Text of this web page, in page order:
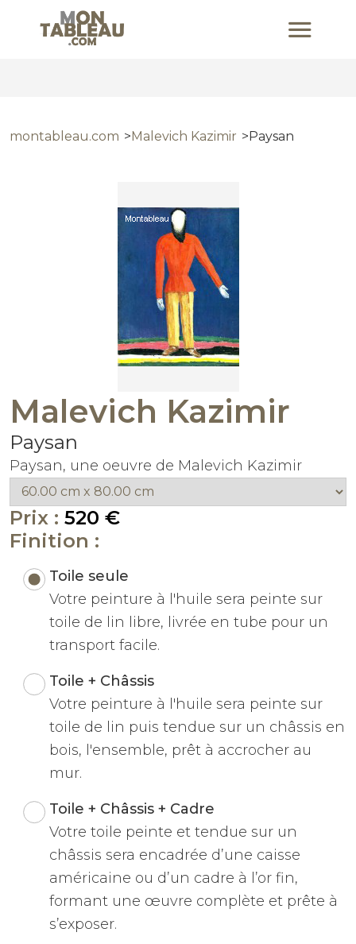
montableau.com Malevich Kazimir Paysan
Malevich Kazimir
Paysan
Paysan, une oeuvre de Malevich Kazimir
Prix : 520 €
Finition :
Toile seule
Votre peinture à l'huile sera peinte sur
toile de lin libre, livrée en tube pour un
transport facile.
Toile + Châssis
Votre peinture à l'huile sera peinte sur
toile de lin puis tendue sur un châssis en
bois, l'ensemble, prêt à accrocher au
mur.
Toile + Châssis + Cadre
Votre toile peinte et tendue sur un
châssis sera encadrée d’une caisse
américaine ou d’un cadre à l’or fin,
formant une œuvre complète et prête à
s’exposer.